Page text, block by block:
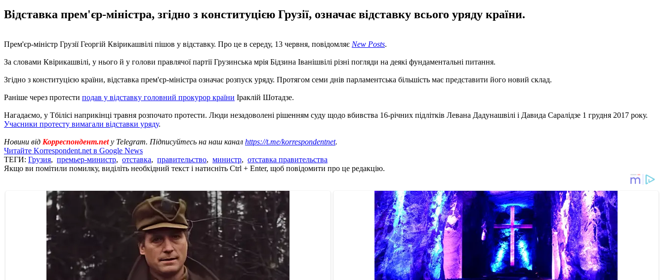
Відставка прем'єр-міністра, згідно з конституцією Грузії, означає відставку всього уряду країни.
Прем'єр-міністр Грузії Георгій Квірикашвілі пішов у відставку. Про це в середу, 13 червня, повідомляє New Posts.
За словами Квірикашвілі, у нього й у голови правлячої партії Грузинська мрія Бідзина Іванішвілі різні погляди на деякі фундаментальні питання.
Згідно з конституцією країни, відставка прем'єр-міністра означає розпуск уряду. Протягом семи днів парламентська більшість має представити його новий склад.
Раніше через протести подав у відставку головний прокурор країни Іраклій Шотадзе.
Нагадаємо, у Тбілісі наприкінці травня розпочато протести. Люди незадоволені рішенням суду щодо вбивства 16-річних підлітків Левана Дадунашвілі і Давида Саралідзе 1 грудня 2017 року.
Учасники протесту вимагали відставки уряду.
Новини від Корреспондент.netу Telegram. Підписуйтесь на наш канал https://t.me/korrespondentnet.
Читайте Korrespondent.net в Google News
ТЕГИ: Грузия, премьер-министр, отставка, правительство, министр, отставка правительства
Якщо ви помітили помилку, виділіть необхідний текст і натисніть Ctrl + Enter, щоб повідомити про це редакцію.